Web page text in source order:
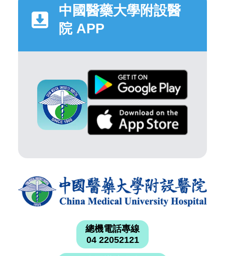
中國醫藥大學附設醫
院 APP
總機電話專線
04 22052121